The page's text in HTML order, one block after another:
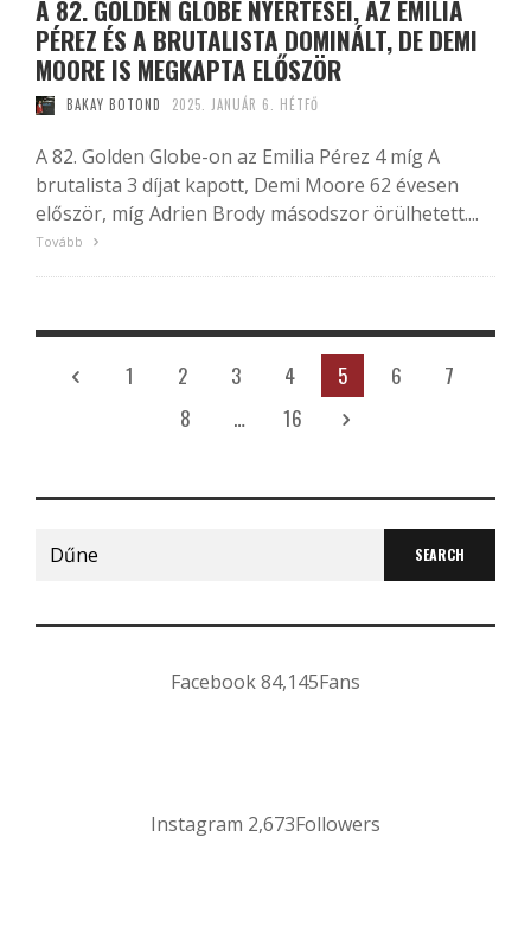
A 82. GOLDEN GLOBE NYERTESEI, AZ EMILIA
PÉREZ ÉS A BRUTALISTA DOMINÁLT, DE DEMI
MOORE IS MEGKAPTA ELŐSZÖR
BAKAY BOTOND 2025. JANUÁR 6. HÉTFŐ
A 82. Golden Globe-on az Emilia Pérez 4 míg A
brutalista 3 díjat kapott, Demi Moore 62 évesen
először, míg Adrien Brody másodszor örülhetett....
Tovább
1 2 3 4 5 6
7
8
… 16
Search
for:
Facebook84,145Fans
Instagram 2,673Followers